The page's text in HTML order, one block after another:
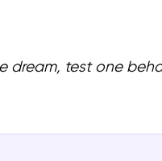
dream, test one